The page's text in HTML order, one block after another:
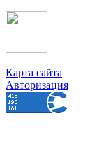
Карта сайта
Авторизация